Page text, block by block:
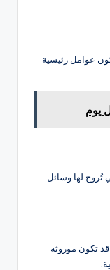
عوامل رئيسية
يوم
تُروج لها وسائل
تكون موروثة